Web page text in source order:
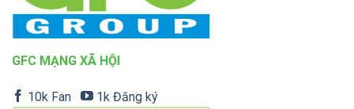
GFC MẠNG XÃ HỘI
10k Fan 1k Đăng ký